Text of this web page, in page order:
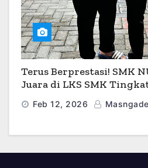
Terus Berprestasi! SMK
Juara di LKS SMK
Feb 12, 2026